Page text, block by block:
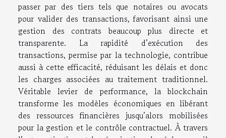
passer par des tiers tels que notaires ou avocats
pour valider des transactions, favorisant ainsi une
gestion des contrats beaucoup plus directe et
transparente. La rapidité d’exécution des
transactions, permise par la technologie, contribue
aussi à cette efficacité, réduisant les délais et donc
les charges associées au traitement traditionnel.
Véritable levier de performance, la blockchain
transforme les modèles économiques en libérant
des ressources financières jusqu’alors mobilisées
pour la gestion et le contrôle contractuel. À travers